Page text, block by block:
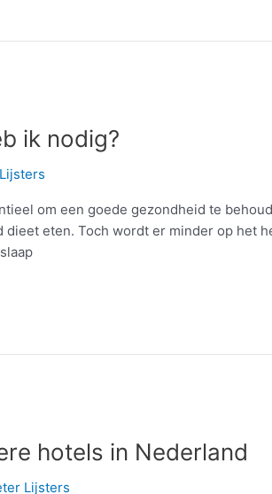
ik nodig?
om een goede gezondheid te
eten. Toch wordt er minder op het
hotels in Nederland
Lijsters